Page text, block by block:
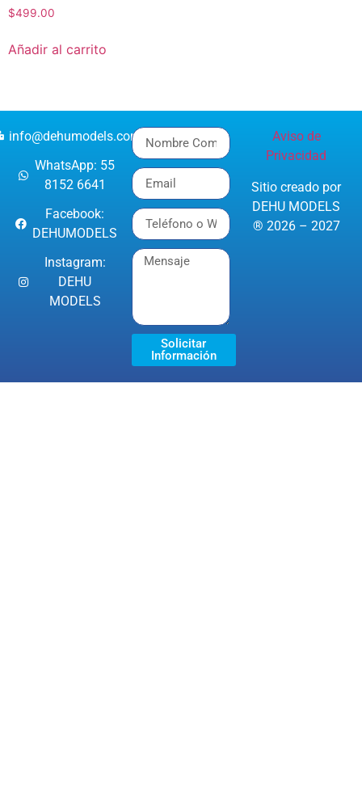
$499.00
Añadir al carrito
info@dehumodels.com
WhatsApp: 55
8152 6641
Facebook:
DEHUMODELS
Instagram:
DEHU
MODELS
Solicitar
Información
Aviso de
Privacidad
Sitio creado por
DEHU MODELS
® 2026 – 2027